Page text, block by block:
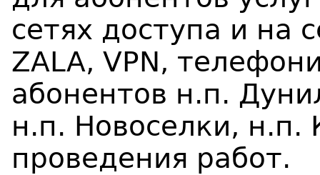
сетях доступа и на
ZALA, VPN,
абонентов н.п.
н.п. Новоселки, н.п.
проведения работ.